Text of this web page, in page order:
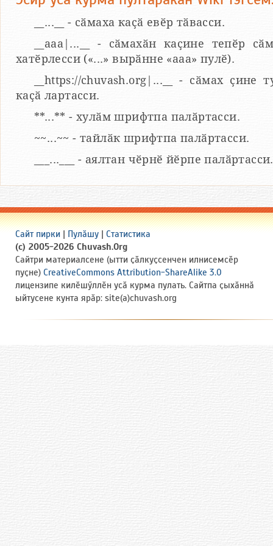
__...__ - сӑмаха каҫӑ евӗр тӑвасси.
__aaa|...__ - сӑмахӑн каҫине тепӗр
хатӗрлесси («...» вырӑнне «ааа» пулӗ).
__https://chuvash.org|...__ - сӑмах ҫине
каҫӑ лартасси.
**...** - хулӑм шрифтпа палӑртасси.
~~...~~ - тайлӑк шрифтпа палӑртасси.
___...___ - аялтан чӗрнӗ йӗрпе палӑртасси.
Сайт пирки | Пулӑшу | Статистика
(c) 2005-2026 Chuvash.Org
Сайтри материалсене (ытти ҫӑлкуҫсенчен илнисемсӗр
пуҫне) CreativeCommons Attribution-ShareAlike 3.0
лицензипе килӗшӳллӗн усӑ курма пулать. Сайтпа ҫыхӑннӑ
ыйтусене кунта ярӑр: site(a)chuvash.org